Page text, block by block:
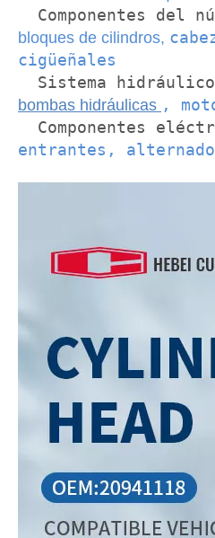
Componentes del
bloques de cilindros,
cigüeñales
Sistema
bombas hidráulicas ,
Componentes
entrantes,